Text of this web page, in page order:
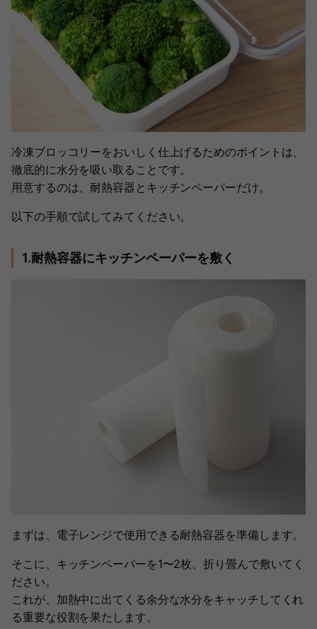
冷凍ブロッコリーをおいしく仕上げるためのポイントは、
徹底的に水分を吸い取ることです。
用意するのは、耐熱容器とキッチンペーパーだけ。
以下の手順で試してみてください。
1.耐熱容器にキッチンペーパーを敷く
まずは、電子レンジで使用できる耐熱容器を準備します。
そこに、キッチンペーパーを1〜2枚、折り畳んで敷いてく
ださい。
これが、加熱中に出てくる余分な水分をキャッチしてくれ
る重要な役割を果たします。